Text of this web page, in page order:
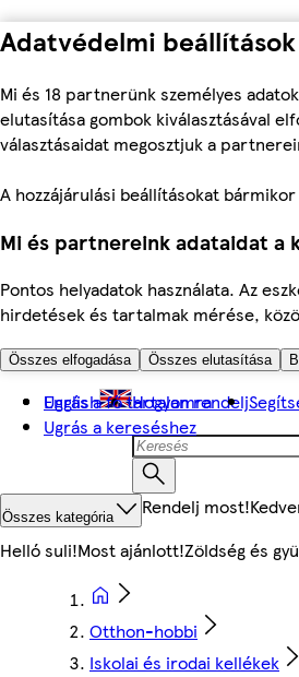
Adatvédelmi beállítások
Mi és 18 partnerünk személyes
elutasítása gombok kiválasztásával
választásaidat megosztjuk a
A hozzájárulási beállításokat
Mi és partnereink adataidat a
Pontos helyadatok használata. Az
hirdetések és tartalmak mérése,
Összes elfogadása Összes elutasítása
Ugrás a fő tartalomra
Ugrás a kereséshez
English Hogyan rendelj
Összes kategória Rendelj most!
Helló suli!Most ajánlott!Zöldség és
Otthon-hobbi
Iskolai és irodai kellékek